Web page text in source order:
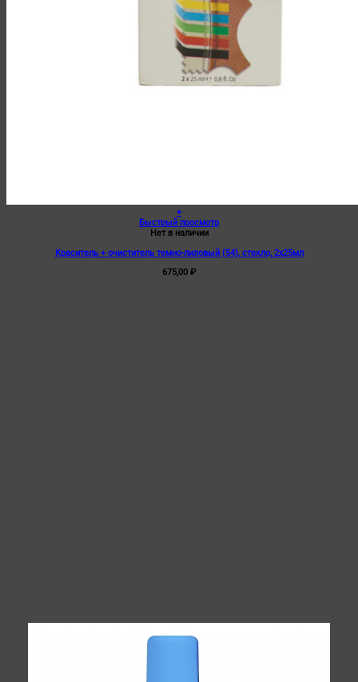
+
Быстрый просмотр
Нет в наличии
Краситель + очиститель темно-лиловый (54), стекло, 2х25мл
675,00 ₽